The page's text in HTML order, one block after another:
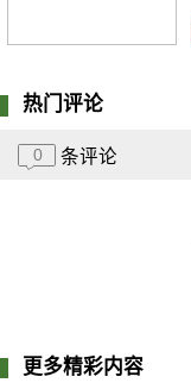
热门评论
0 条评论
更多精彩内容